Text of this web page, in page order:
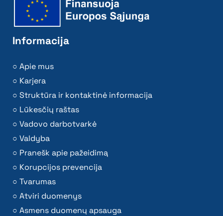
Informacija
Apie mus
Karjera
Struktūra ir kontaktinė informacija
Lūkesčių raštas
Vadovo darbotvarkė
Valdyba
Pranešk apie pažeidimą
Korupcijos prevencija
Tvarumas
Atviri duomenys
Asmens duomenų apsauga